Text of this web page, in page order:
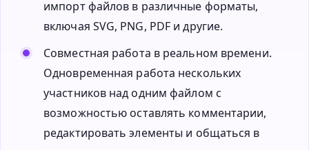
импорт файлов в различные форматы,
включая SVG, PNG, PDF и другие.
Совместная работа в реальном времени.
Одновременная работа нескольких
участников над одним файлом с
возможностью оставлять комментарии,
редактировать элементы и общаться в